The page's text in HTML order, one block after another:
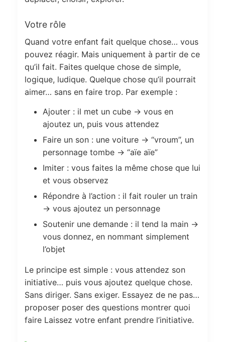
Votre rôle
Quand votre enfant fait quelque chose… vous
pouvez réagir. Mais uniquement à partir de ce
qu’il fait. Faites quelque chose de simple,
logique, ludique. Quelque chose qu’il pourrait
aimer… sans en faire trop. Par exemple :
Ajouter : il met un cube → vous en
ajoutez un, puis vous attendez
Faire un son : une voiture → “vroum”, un
personnage tombe → “aïe aïe”
Imiter : vous faites la même chose que lui
et vous observez
Répondre à l’action : il fait rouler un train
→ vous ajoutez un personnage
Soutenir une demande : il tend la main →
vous donnez, en nommant simplement
l’objet
Le principe est simple : vous attendez son
initiative… puis vous ajoutez quelque chose.
Sans diriger. Sans exiger. Essayez de ne pas…
proposer poser des questions montrer quoi
faire Laissez votre enfant prendre l’initiative.